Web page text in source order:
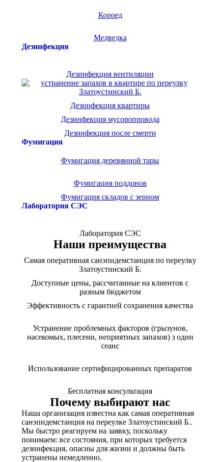
Короед
Медведка
Дезинфекция
Дезинфекция вентиляции
Дезинфекция квартиры
Дезинфекция мусоропровода
Дезинфекция после смерти
Фумигация
Фумигация деревянной тары
Фумигация поддонов
Фумигация складов с зерном
Лаборатория СЭС
Лаборатория СЭС
Наши преимущества
Самая оперативная санэпидемстанция по переулку
Златоустинский Б.
Доступные цены, рассчитанные на клиентов с
разным бюджетом
Эффективность с гарантией сохранения качества
Устранение проблемных факторов (грызунов,
насекомых, плесени, неприятных запахов) з один
сеанс
Использование сертифицированных препаратов
Бесплатная консультация
Почему выбирают нас
Наша организация известна как самая оперативная
санэпидемстанция на переулке Златоустинский Б..
Мы быстро реагируем на заявку, поскольку
понимаем: все состояния, при которых требуется
дезинфекция, опасны для жизни и должны быть
устранены немедленно.